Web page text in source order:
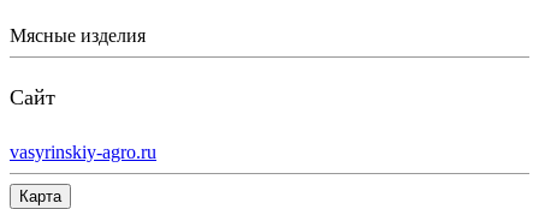
Мясные изделия
Сайт
vasyrinskiy-agro.ru
Карта